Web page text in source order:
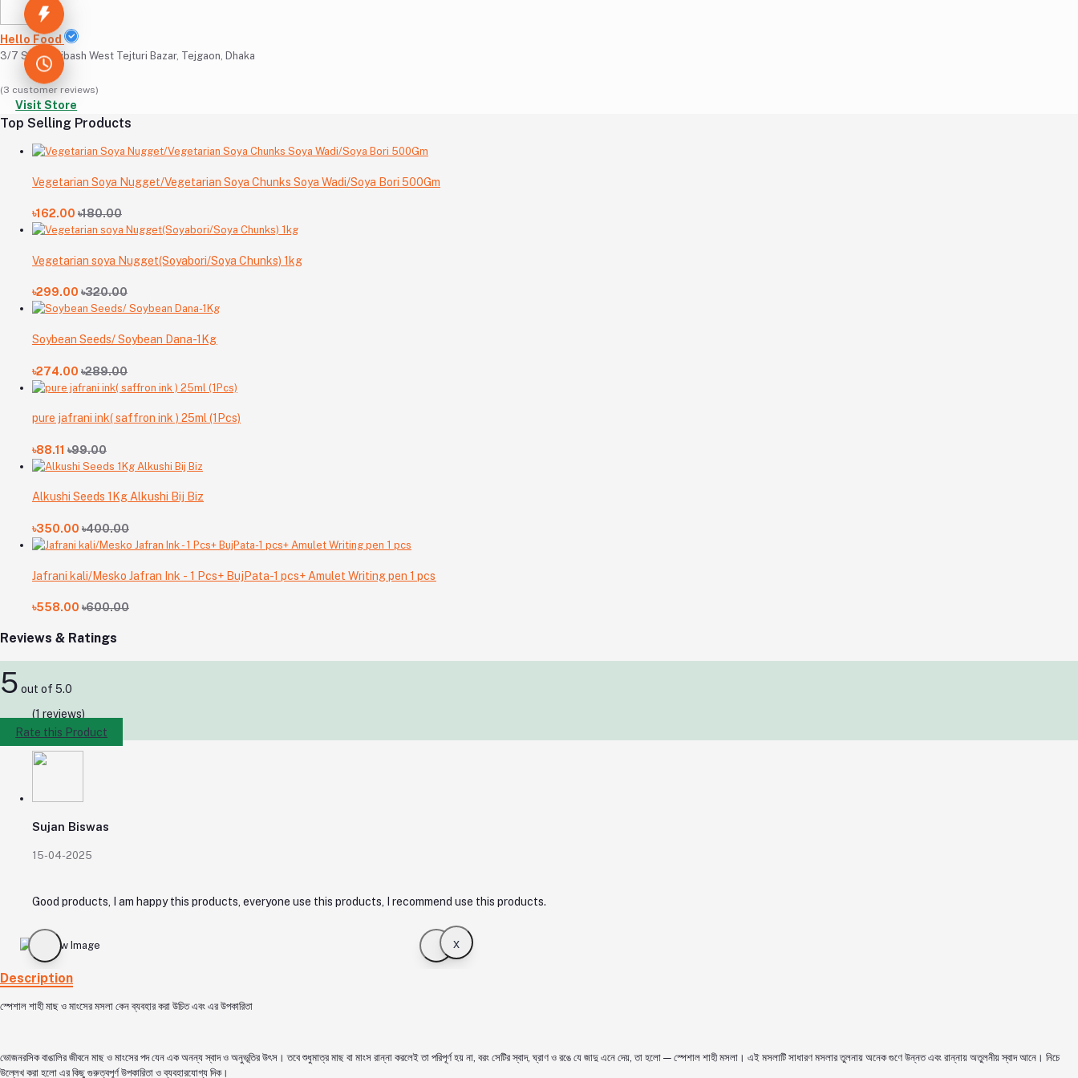
Hello Food
3/7 Shanti Nibash West Tejturi Bazar, Tejgaon, Dhaka
(3 customer reviews)
Visit Store
Top Selling Products
Vegetarian Soya Nugget/Vegetarian Soya Chunks Soya Wadi/Soya Bori 500Gm
৳162.00 ৳180.00
Vegetarian soya Nugget(Soyabori/Soya Chunks) 1kg
৳299.00 ৳320.00
Soybean Seeds/ Soybean Dana-1Kg
৳274.00 ৳289.00
pure jafrani ink( saffron ink ) 25ml (1Pcs)
৳88.11 ৳99.00
Alkushi Seeds 1Kg Alkushi Bij Biz
৳350.00 ৳400.00
Jafrani kali/Mesko Jafran Ink - 1 Pcs+ BujPata-1 pcs+ Amulet Writing pen 1 pcs
৳558.00 ৳600.00
Reviews & Ratings
5 out of 5.0
(1 reviews)
Rate this Product
Sujan Biswas
15-04-2025
Good products, I am happy this products, everyone use this products, I recommend use this products.
x
Description
স্পেশাল শাহী মাছ ও মাংসের মসলা কেন ব্যবহার করা উচিত এবং এর উপকারিতা
ভোজনরসিক বাঙালির জীবনে মাছ ও মাংসের পদ যেন এক অনন্য স্বাদ ও অনুভূতির উৎস। তবে শুধুমাত্র মাছ বা মাংস রান্না করলেই তা পরিপূর্ণ হয় না, বরং সেটির স্বাদ, ঘ্রাণ ও রঙে যে জাদু এনে দেয়, তা হলো — স্পেশাল শাহী মসলা। এই মসলাটি সাধারণ মসলার তুলনায় অনেক গুণে উন্নত এবং রান্নায় অতুলনীয় স্বাদ আনে। নিচে
উল্লেখ করা হলো এর কিছু গুরুত্বপূর্ণ উপকারিতা ও ব্যবহারযোগ্য দিক।